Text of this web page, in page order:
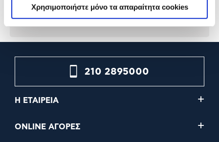
Χρησιμοποιήστε μόνο τα απαραίτητα cookies
Προσθήκη Προσθήκη
210 2895000
Η ΕΤΑΙΡΕΙΑ
ONLINE ΑΓΟΡΕΣ